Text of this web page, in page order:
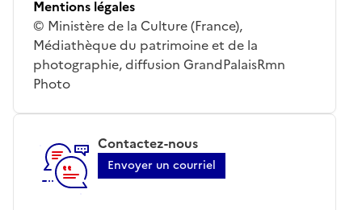
Mentions légales
© Ministère de la Culture (France),
Médiathèque du patrimoine et de la
photographie, diffusion GrandPalaisRmn
Photo
Contactez-nous
Envoyer un courriel